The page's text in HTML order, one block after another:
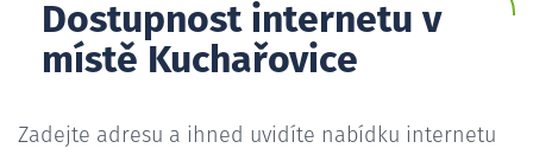
Dostupnost internetu v
místě Kuchařovice
Zadejte adresu a ihned uvidíte nabídku internetu